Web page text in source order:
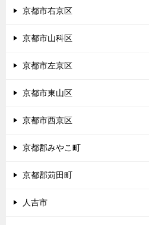
京都市右京区
京都市山科区
京都市左京区
京都市東山区
京都市西京区
京都郡みやこ町
京都郡苅田町
人吉市